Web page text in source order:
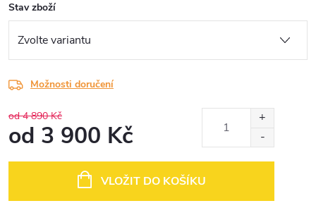
Stav zboží
Možnosti doručení
od 4 890 Kč
od 3 900 Kč
VLOŽIT DO KOŠÍKU